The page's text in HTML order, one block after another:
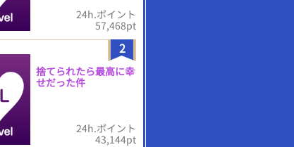
24h.ポイント
57,468pt
2
捨てられたら最高に幸
せだった件
24h.ポイント
43,144pt